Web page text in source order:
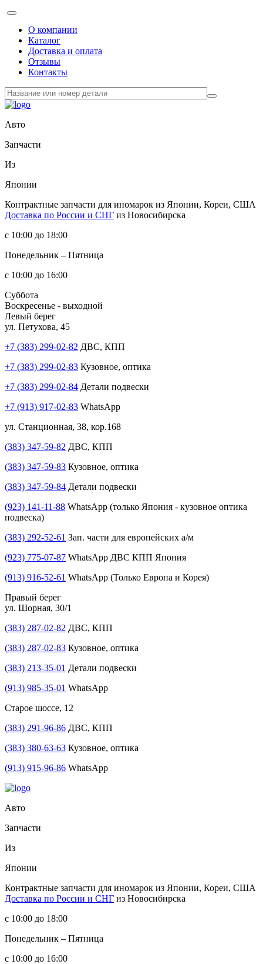
О компании
Каталог
Доставка и оплата
Отзывы
Контакты
Авто
Запчасти
Из
Японии
Контрактные запчасти для иномарок из Японии, Кореи, США
Доставка по России и СНГ из Новосибирска
с 10:00 до 18:00
Понедельник – Пятница
с 10:00 до 16:00
Суббота
Воскресенье - выходной
Левый берег
ул. Петухова, 45
+7 (383) 299-02-82 ДВС, КПП
+7 (383) 299-02-83 Кузовное, оптика
+7 (383) 299-02-84 Детали подвески
+7 (913) 917-02-83 WhatsApp
ул. Станционная, 38, кор.168
(383) 347-59-82 ДВС, КПП
(383) 347-59-83 Кузовное, оптика
(383) 347-59-84 Детали подвески
(923) 141-11-88 WhatsApp (только Япония - кузовное оптика
подвеска)
(383) 292-52-61 Зап. части для европейских а/м
(923) 775-07-87 WhatsApp ДВС КПП Япония
(913) 916-52-61 WhatsApp (Только Европа и Корея)
Правый берег
ул. Шорная, 30/1
(383) 287-02-82 ДВС, КПП
(383) 287-02-83 Кузовное, оптика
(383) 213-35-01 Детали подвески
(913) 985-35-01 WhatsApp
Старое шоссе, 12
(383) 291-96-86 ДВС, КПП
(383) 380-63-63 Кузовное, оптика
(913) 915-96-86 WhatsApp
Авто
Запчасти
Из
Японии
Контрактные запчасти для иномарок из Японии, Кореи, США
Доставка по России и СНГ из Новосибирска
с 10:00 до 18:00
Понедельник – Пятница
с 10:00 до 16:00